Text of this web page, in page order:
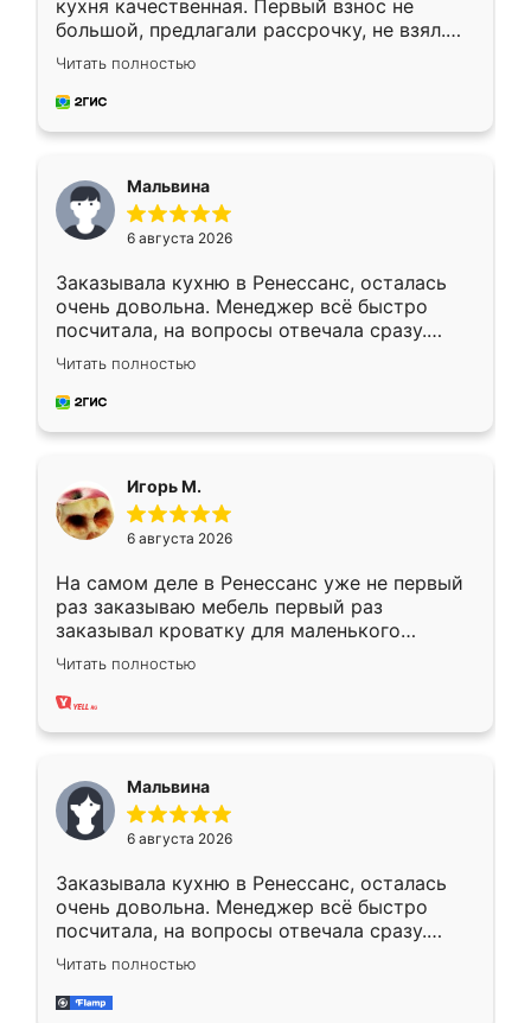
кухня качественная. Первый взнос не
большой, предлагали рассрочку, не взял.
Ждал меньше месяца, сборщик с прямыми
руками. По цене вышло адекватно.
Рекомендую!
Читать полностью
Мальвина
6 августа 2026
Заказывала кухню в Ренессанс, осталась
очень довольна. Менеджер всё быстро
посчитала, на вопросы отвечала сразу.
Замерщик приехал в субботу, подошёл к
делу со всей ответственностью. Собрали
за день, ребята работали аккуратно, даже
Читать полностью
Игорь М.
6 августа 2026
На самом деле в Ренессанс уже не первый
раз заказываю мебель первый раз
заказывал кроватку для маленького
ребёнка при его рождении ,во второй раз
заказал шкаф-купе. По качеству очень
хорошее сборка достаточно быстрая,
меньше, здесь же он более разнообразный.
Мне нравится ,если что-то потребуется из
мебели буду заказывать только здесь.
Читать полностью
Мальвина
6 августа 2026
Заказывала кухню в Ренессанс, осталась
очень довольна. Менеджер всё быстро
посчитала, на вопросы отвечала сразу.
Замерщик приехал в субботу, подошёл к
делу со всей ответственностью. Собрали
за день, ребята работали аккуратно, даже
Читать полностью